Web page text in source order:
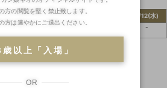
)
-
8/9(日)
-
8/10(月)
10:30 -
8/12(水)
-
方の閲覧を堅く禁止致します。
方は速やかにご退出ください。
以上「入場」
OR